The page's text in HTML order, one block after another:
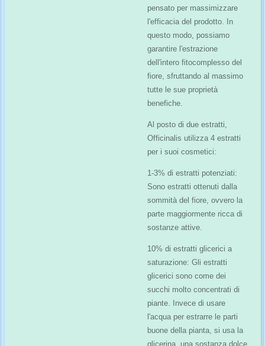
pensato per massimizzare
l'efficacia del prodotto. In
questo modo, possiamo
garantire l'estrazione
dell'intero fitocomplesso del
fiore, sfruttando al massimo
tutte le sue proprietà
benefiche.
Al posto di due estratti,
Officinalis utilizza 4 estratti
per i suoi cosmetici:
1-3% di estratti potenziati:
Sono estratti ottenuti dalla
sommità del fiore, ovvero la
parte maggiormente ricca di
sostanze attive.
10% di estratti glicerici a
saturazione: Gli estratti
glicerici sono come dei
succhi molto concentrati di
piante. Invece di usare
l'acqua per estrarre le parti
buone della pianta, si usa la
glicerina, una sostanza dolce